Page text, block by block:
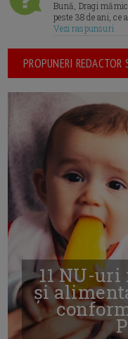
Bună, Dragi
peste 38 de ani,
Vezi raspunsuri
PROPUNERI REDACTOR
11 NU-
și